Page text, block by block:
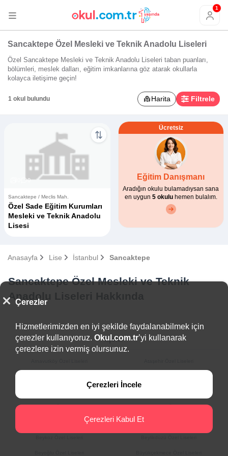
1
Sancaktepe Özel Mesleki ve Teknik Anadolu Liseleri
Özel Sancaktepe Mesleki ve Teknik Anadolu Liseleri taban puanları,
bölümleri, meslek dalları, eğitim imkanlarına göz atarak okullarla
kolayca iletişime geçin!
1 okul bulundu Harita Filtrele
0
Sancaktepe / Meclis Mah.
Özel Sade Eğitim Kurumları
Mesleki ve Teknik Anadolu
Lisesi
Ücretsiz
Eğitim Danışmanı
Aradığın okulu bulamadıysan sana
en uygun 5 okuluhemen bulalım.
Anasayfa Lise İstanbul Sancaktepe
Sancaktepe Özel Mesleki ve Teknik
Anadolu Liseleri Hakkında
İlçeler
Bayrampaşa Özel Liseleri Beşiktaş Özel Liseleri
Çerezler
Hizmetlerimizden en iyi şekilde faydalanabilmek için
çerezler kullanıyoruz. Okul.com.tr’yi kullanarak
çerezlere izin vermiş olursunuz.
Çerezleri İncele
Çerezleri Kabul Et